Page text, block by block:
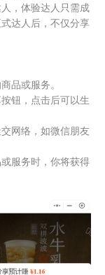
，体验达人只需成
达人后，不仅分享
品或服务。
钮，点击后可以生
网络，如微信朋友
服务时，你将获得